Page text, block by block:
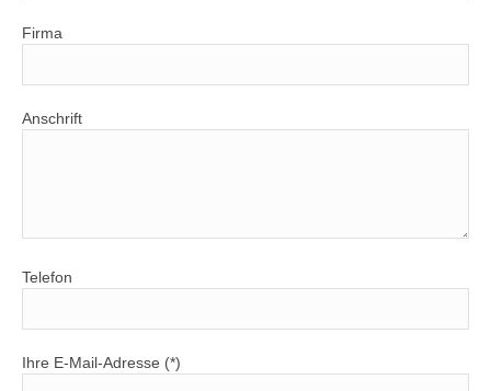
Firma
Anschrift
Telefon
Ihre E-Mail-Adresse (*)